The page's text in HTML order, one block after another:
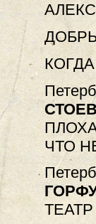
ЧТО